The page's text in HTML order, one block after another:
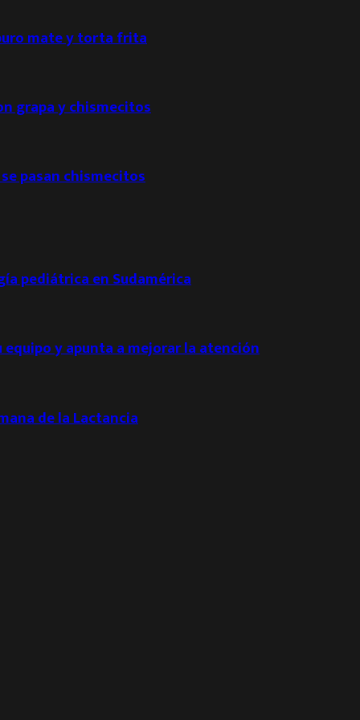
mate y torta frita
grapa y chismecitos
pasan chismecitos
pediátrica en Sudamérica
y apunta a mejorar la atención
de la Lactancia